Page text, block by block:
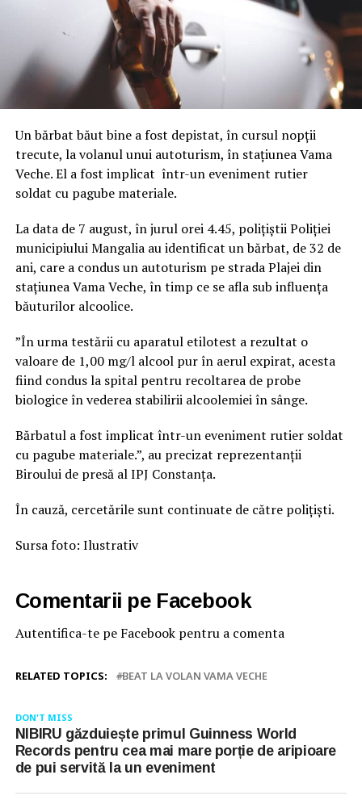
Un bărbat băut bine a fost depistat, în cursul nopții
trecute, la volanul unui autoturism, în stațiunea Vama
Veche. El a fost implicat într-un eveniment rutier
soldat cu pagube materiale.
La data de 7 august, în jurul orei 4.45, polițiștii Poliției
municipiului Mangalia au identificat un bărbat, de 32 de
ani, care a condus un autoturism pe strada Plajei din
stațiunea Vama Veche, în timp ce se afla sub influența
băuturilor alcoolice.
”În urma testării cu aparatul etilotest a rezultat o
valoare de 1,00 mg/l alcool pur în aerul expirat, acesta
fiind condus la spital pentru recoltarea de probe
biologice în vederea stabilirii alcoolemiei în sânge.
Bărbatul a fost implicat într-un eveniment rutier soldat
cu pagube materiale.”, au precizat reprezentanții
Biroului de presă al IPJ Constanța.
În cauză, cercetările sunt continuate de către polițiști.
Sursa foto: Ilustrativ
Comentarii pe Facebook
Autentifica-te pe Facebook pentru a comenta
RELATED TOPICS: BEAT LA VOLAN VAMA VECHE
DON'T MISS
NIBIRU găzduiește primul Guinness World
Records pentru cea mai mare porție de aripioare
de pui servită la un eveniment